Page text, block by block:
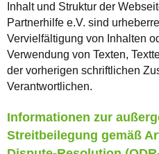
Inhalt und Struktur der
Partnerhilfe e.V. sind
Vervielfältigung von Inhalten
Verwendung von Texten,
der vorherigen schriftlichen
Verantwortlichen.
Informationen zur
Streitbeilegung gemäß